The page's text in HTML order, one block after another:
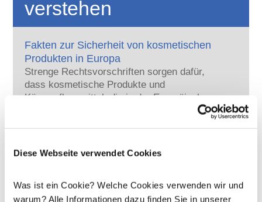
Diese Webseite verwendet Cookies
Was ist ein Cookie? Welche Cookies verwenden wir und
warum? Alle Informationen dazu finden Sie in unserer
verstehen
Fakten zur Sicherheit von kosmetischen
Produkten in Europa
Strenge Rechtsvorschriften sorgen dafür,
dass kosmetische Produkte und
Körperpflegemittel, die in der Europäischen
europäische Regulierungsbehörden tragen
Kann Kosmetik endokrine Disruptoren
Einige in kosmetischen Mitteln verwendete
Disruptoren“ bezeichnet, weil sie das
Potenzial haben, einige der Eigenschaften
Mehr erfahren